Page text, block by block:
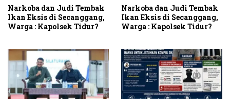
Narkoba dan Judi Tembak
Ikan Eksis di Secanggang,
Warga : Kapolsek Tidur?
Narkoba dan Judi Tembak
Ikan Eksis di Secanggang,
Warga : Kapolsek Tidur?